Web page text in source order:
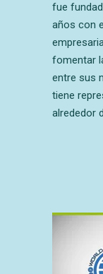
fue
años con
fomentar
entre sus
tiene
alrededor